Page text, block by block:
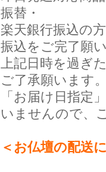
振替・
楽天銀行振込の
振込をご完了願
上記日時を過ぎ
ご了承願います
「お届け日指定
いませんので、
＜お仏壇の配送